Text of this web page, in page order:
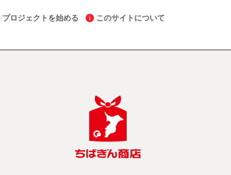
プロジェクトを始める このサイトについて